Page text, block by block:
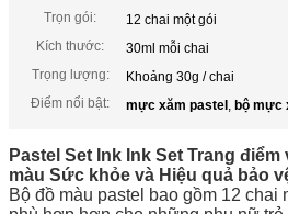
Trọn gói:
12 chai một gói
Kích thước:
30ml mỗi chai
Trọng lượng:
Khoảng 30g / chai
Điểm nổi bật:
mực xăm pastel, bộ mực
Pastel Set Ink Ink Set Trang
màu Sức khỏe và Hiệu quả bảo
Bộ đồ màu pastel bao gồm 12 chai